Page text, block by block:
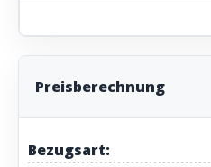
Preisberechnung
Bezugsart: